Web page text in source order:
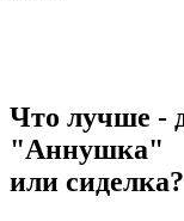
Что лучше -
"Аннушка"
или сиделка?